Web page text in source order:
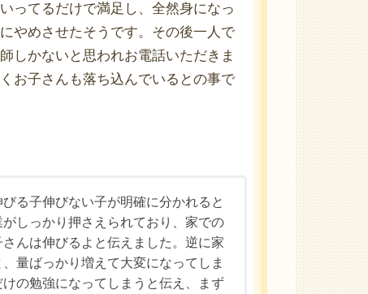
ってるだけで満足し、全然身になっ
やめさせたそうです。その後一人で
しかないと思われお電話いただきま
お子さんも落ち込んでいるとの事で
る子伸びない子が明確に分かれると
しっかり押さえられており、家での
んは伸びるよと伝えました。逆に家
量ばっかり増えて大変になってしま
の勉強になってしまうと伝え、まず